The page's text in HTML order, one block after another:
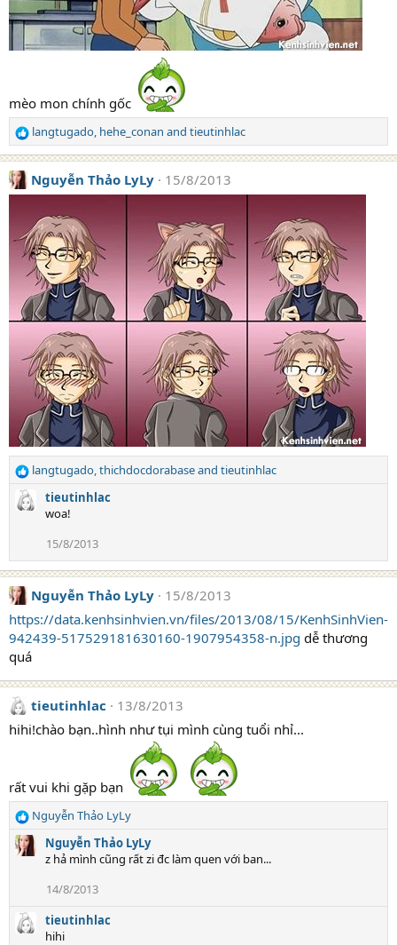
mèo mon chính gốc
R
e
a
c
o
langtugado, hehe_conan and tieutinhlac
Nguyễn Thảo LyLy 15/8/2013
R
e
a
o
n
s
:
langtugado,thichdocdorabaseand tieutinhlac
tieutinhlac
woa!
15/8/2013
Nguyễn Thảo LyLy
15/8/2013
https://data.kenhsinhvien.vn/files/2013/08/15/KenhSinhVien-
942439-517529181630160-1907954358-n.jpg dễ thương
quá
tieutinhlac
13/8/2013
hihi!chào bạn..hình như tụi mình cùng tuổi nhỉ...
rất vui khi gặp bạn
R
e
a
o
n
Nguyễn Thảo LyLy
Nguyễn Thảo LyLy
z hả mình cũng rất zi đc làm quen với ban...
14/8/2013
tieutinhlac
hihi